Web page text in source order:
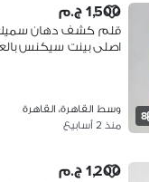
8
1,500 ج.م
قلم كشف دهان سميك
اصلى بينت سيكنس
وسط القاهرة، القاهرة
منذ 2 أسابيع
1,200 ج.م